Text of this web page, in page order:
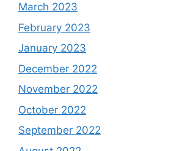
March 2023
February 2023
January 2023
December 2022
November 2022
October 2022
September 2022